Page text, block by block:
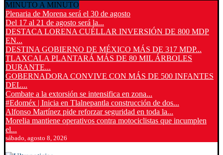
MINUTO A MINUTO
Plenaria de Morena será el 30 de agosto
Del 17 al 21 de agosto será la...
DESTACA LORENA CUÉLLAR INVERSIÓN DE 800 MDP
EN...
DESTINA GOBIERNO DE MÉXICO MÁS DE 317 MDP...
TLAXCALA PLANTARÁ MÁS DE 80 MIL ÁRBOLES
DURANTE...
GOBERNADORA CONVIVE CON MÁS DE 500 INFANTES
DEL...
Combate a la extorsión se intensifica en zona...
#Edoméx | Inicia en Tlalnepantla construcción de dos...
Alfonso Martínez pide reforzar seguridad en toda la...
Morelia mantiene operativos contra motociclistas que incumplen
el...
sábado, agosto 8, 2026